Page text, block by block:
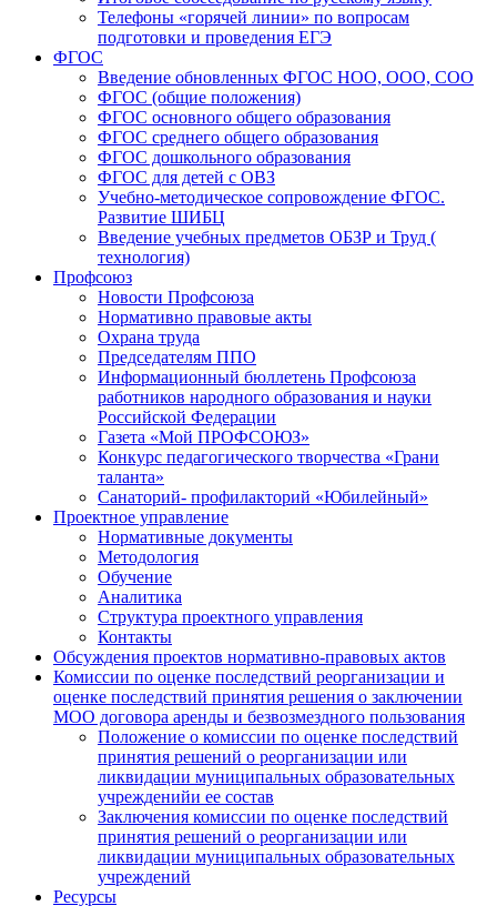
Телефоны «горячей линии» по вопросам
подготовки и проведения ЕГЭ
ФГОС
Введение обновленных ФГОС НОО, ООО, СОО
ФГОС (общие положения)
ФГОС основного общего образования
ФГОС среднего общего образования
ФГОС дошкольного образования
ФГОС для детей с ОВЗ
Учебно-методическое сопровождение ФГОС.
Развитие ШИБЦ
Введение учебных предметов ОБЗР и Труд (
технология)
Профсоюз
Новости Профсоюза
Нормативно правовые акты
Охрана труда
Председателям ППО
Информационный бюллетень Профсоюза
работников народного образования и науки
Российской Федерации
Газета «Мой ПРОФСОЮЗ»
Конкурс педагогического творчества «Грани
таланта»
Санаторий- профилакторий «Юбилейный»
Проектное управление
Нормативные документы
Методология
Обучение
Аналитика
Структура проектного управления
Контакты
Обсуждения проектов нормативно-правовых актов
Комиссии по оценке последствий реорганизации и
оценке последствий принятия решения о заключении
МОО договора аренды и безвозмездного пользования
Положение о комиссии по оценке последствий
принятия решений о реорганизации или
ликвидации муниципальных образовательных
учрежденийи ее состав
Заключения комиссии по оценке последствий
принятия решений о реорганизации или
ликвидации муниципальных образовательных
учреждений
Ресурсы